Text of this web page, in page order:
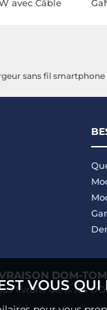
avec Câble
sans fil smartphone
DOM-TOM
livrons dans les
VOUS QUI